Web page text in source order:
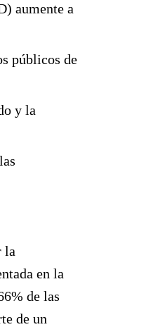
aumente a
públicos de
y la
la
en la
de las
de un